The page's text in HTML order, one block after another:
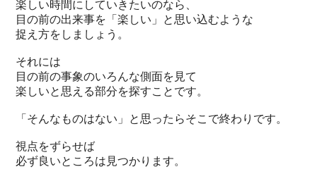
楽しい時間にしていきたいのなら、
目の前の出来事を「楽しい」と思い込むような
捉え方をしましょう。
それには
目の前の事象のいろんな側面を見て
楽しいと思える部分を探すことです。
「そんなものはない」と思ったらそこで終わりです。
視点をずらせば
必ず良いところは見つかります。